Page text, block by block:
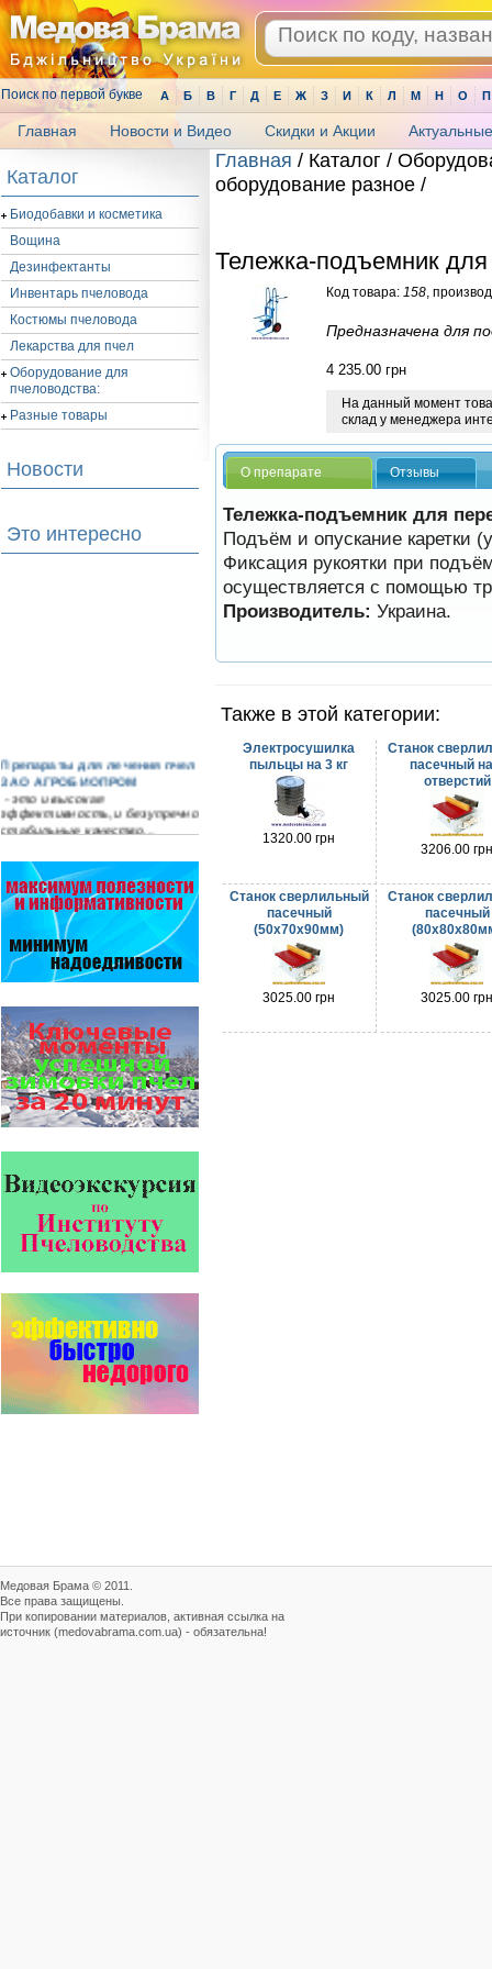
Поиск по первой букве А Б В Г Д Е Ж З И К Л М Н О П
Главная Новости и Видео Скидки и Акции
Каталог
Биодобавки и косметика
Вощина
Дезинфектанты
Инвентарь пчеловода
Костюмы пчеловода
Лекарства для пчел
Оборудование для
пчеловодства:
Разные товары
Новости
Это интересно
Препараты для лечения пчел
ЗАО АГРОБИОПРОМ
- это и высокая
эффективность, и безупречно
стабильные качество…
Пчёлы умеют считать до
четырёх.
Проведя серию
экспериментов, учёные
выяснили, что медоносные
пчёлы превосходят…
Проблема варроатоза пчел
поочередное применение
препаратов ЗАО
АГРОБИОПРОМ:Апидез,
Варроадез,Амипол-Т,…
На рынке, где есть Варроадез
очень сложно приходится
- они просто не выдерживают
Прополис играет решающую
роль в жизни пчелиной
семьи.
Он обеспечивает безупречную
Пчеловоды-долгожители
По результатам
статистического
исследования по
долгожителям старше 100
лет…
Полисан и Гармония…
Варроадез - это лучшее
современное средство
для лечения варроатоза и
Главная / Каталог /
оборудование разное /
Тележка-подъемник для
Код товара: 158 ,
Предназначена для
4 235.00 грн
На данный момент
склад у менеджера
О препарате Отзывы
Тележка-подъемник для
Подъём и опускание каретки
Фиксация рукоятки при
осуществляется с помощью
Производитель: Украина.
Также в этой категории:
Электросушилка
пыльцы на 3 кг
1320.00 грн
Станок
пасечный
отверстий
3206.00
Станок сверлильный
пасечный
(50х70х90мм)
3025.00 грн
Станок
пасечный
3025.00
Медовая Брама © 2011.
Все права защищены.
При копировании материалов, активная ссылка на
источник (medovabrama.com.ua) - обязательна!